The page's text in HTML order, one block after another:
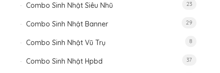
Combo Sinh Nhật Siêu Nhũ 23
Combo Sinh Nhật Banner 29
Combo Sinh Nhật Vũ Trụ 8
Combo Sinh Nhật Hpbd 37